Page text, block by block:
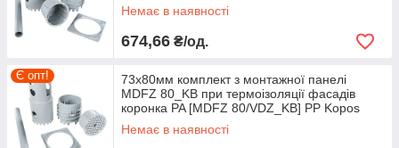
Немає в наявності
674,66 ₴/од.
Є опт!
73х80мм комплект з монтажної панелі
MDFZ 80_KB при термоізоляції фасадів
коронка PA [MDFZ 80/VDZ_KB] PP Kopos
Немає в наявності